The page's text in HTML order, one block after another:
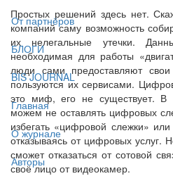
От партнёров
БЛОГИ
BIS JOURNAL
Главная
О журнале
Авторы
Простых решений здесь нет.
компаний саму возможность
их нелегальные утечки.
необходимая для работы
люди сами предоставляют
пользуются их сервисами.
это миф, его не существует.
можем не оставлять цифровых
избегать «цифровой слежки»
отказываясь от цифровых услуг.
сможет отказаться от сотовой
своё лицо от видеокамер.